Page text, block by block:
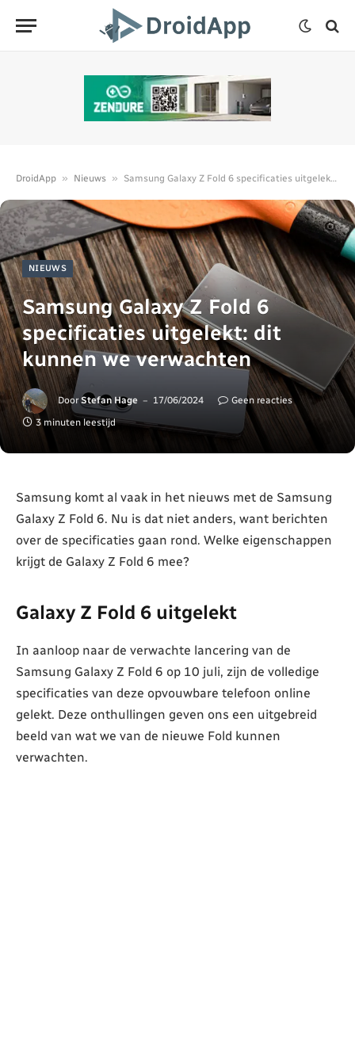
DroidApp » Nieuws » Samsung Galaxy Z Fold 6 specificaties uitgelekt: dit kunnen we verwachten
NIEUWS
Samsung Galaxy Z Fold 6
specificaties uitgelekt: dit
kunnen we verwachten
Door Stefan Hage 17/06/2024
Geen reacties
3 minuten leestijd
Samsung komt al vaak in het nieuws met de Samsung
Galaxy Z Fold 6. Nu is dat niet anders, want berichten
over de specificaties gaan rond. Welke eigenschappen
krijgt de Galaxy Z Fold 6 mee?
Galaxy Z Fold 6 uitgelekt
In aanloop naar de verwachte lancering van de
Samsung Galaxy Z Fold 6 op 10 juli, zijn de volledige
specificaties van deze opvouwbare telefoon online
gelekt. Deze onthullingen geven ons een uitgebreid
beeld van wat we van de nieuwe Fold kunnen
verwachten.